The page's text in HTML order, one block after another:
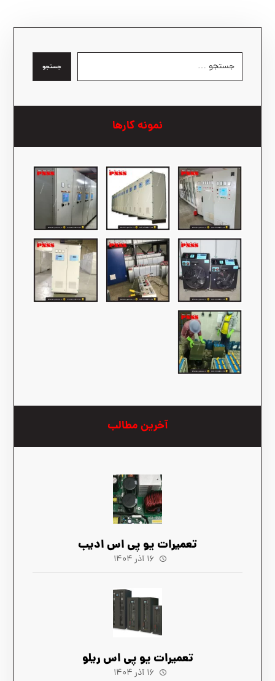
جستجو
نمونه کارها
آخرین مطالب
تعمیرات یو پی اس ادیب
۱۶ آذر ۱۴۰۴
تعمیرات یو پی اس ریلو
۱۶ آذر ۱۴۰۴